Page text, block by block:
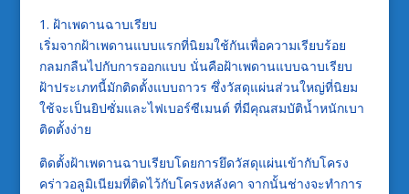
1. ฝ้าเพดานฉาบเรียบ
เริ่มจากฝ้าเพดานแบบแรกที่นิยมใช้กันเพื่อความเรียบร้อย
กลมกลืนไปกับการออกแบบ นั่นคือฝ้าเพดานแบบฉาบเรียบ
ฝ้าประเภทนี้มักติดตั้งแบบถาวร ซึ่งวัสดุแผ่นส่วนใหญ่ที่นิยม
ใช้จะเป็นยิปซั่มและไฟเบอร์ซีเมนต์ ที่มีคุณสมบัติน้ำหนักเบา
ติดตั้งง่าย
ติดตั้งฝ้าเพดานฉาบเรียบโดยการยึดวัสดุแผ่นเข้ากับโครง
คร่าวอลูมิเนียมที่ติดไว้กับโครงหลังคา จากนั้นช่างจะทำการ